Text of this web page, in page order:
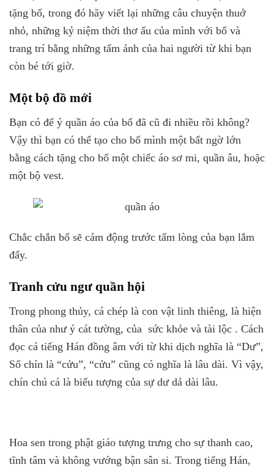
tặng bố, trong đó hãy viết lại những câu chuyện thuở
nhỏ, những kỷ niệm thời thơ ấu của mình với bố và
trang trí bằng những tấm ảnh của hai người từ khi bạn
còn bé tới giờ.
Một bộ đồ mới
Bạn có để ý quần áo của bố đã cũ đi nhiều rồi không?
Vậy thì bạn có thể tạo cho bố mình một bất ngờ lớn
bằng cách tặng cho bố một chiếc áo sơ mi, quần âu, hoặc
một bộ vest.
Chắc chắn bố sẽ cảm động trước tấm lòng của bạn lắm
đấy.
Tranh cửu ngư quần hội
Trong phong thủy, cá chép là con vật linh thiêng, là hiện
thân của như ý cát tường, của sức khỏe và tài lộc . Cách
đọc cá tiếng Hán đồng âm với từ khi dịch nghĩa là “Dư”,
Số chín là “cửu”, “cửu” cũng có nghĩa là lâu dài. Vì vậy,
chín chú cá là biểu tượng của sự dư dả dài lâu.
Hoa sen trong phật giáo tượng trưng cho sự thanh cao,
tĩnh tâm và không vướng bận sân si. Trong tiếng Hán,